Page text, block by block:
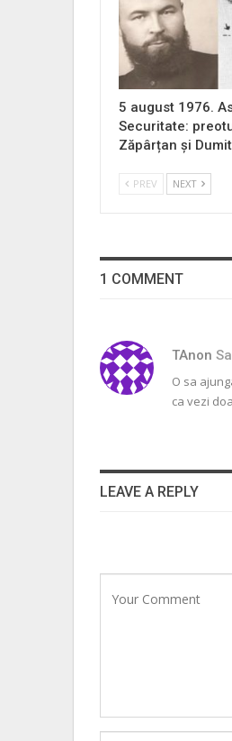
5 august 1976.
Securitate:
Zăpârțan și
PREV NEXT
1 COMMENT
TAnon
O sa
ca vezi
LEAVE A REPLY